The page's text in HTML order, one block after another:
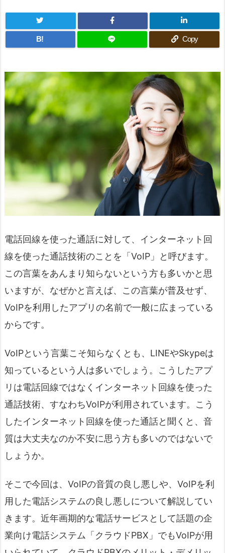
B! Copy
電話回線を使った通話に対して、インターネット回
線を使った通話技術のことを「VoIP」と呼びます。
この言葉をあんまり知らないという方も多いかと思
いますが、なぜかと言えば、この言葉が普及せず、
VoIPを利用したアプリの名前で一般に広まっている
からです。
VoIPという言葉こそ知らなくとも、LINEやSkypeは
知っているという人は多いでしょう。こうしたアプ
リは電話回線ではなくインターネット回線を使った
通話技術、すなわちVoIPが利用されています。こう
したインターネット回線を使った通話と聞くと、音
質は大丈夫なのか不安に思う方も多いのではないで
しょうか。
そこで今回は、VoIPの音質の良し悪しや、VoIPを利
用した電話システムの良し悪しについて解説してい
きます。近年画期的な電話サービスとして話題の企
業向け電話システム「クラウドPBX」でもVoIPが用